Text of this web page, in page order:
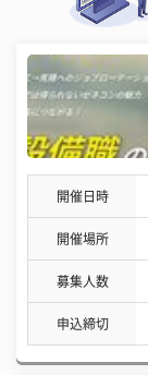
開催日時
開催場所
募集人数
申込締切